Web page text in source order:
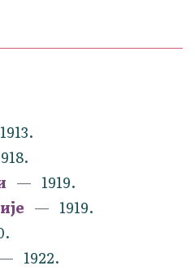
1913.
1919.
1919.
1922.